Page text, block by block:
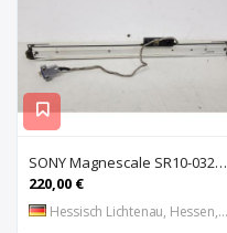
SONY Magnescale SR10-032 Magnetisches Längenmesssystem, Maßstab, Längenmess
220,00 €
Hessisch Lichtenau, Hessen, DE